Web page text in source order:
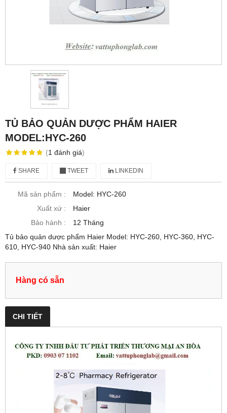
TỦ BẢO QUẢN DƯỢC PHẨM HAIER
MODEL:HYC-260
(1 đánh giá)
SHARE TWEET LINKEDIN
Mã sản phẩm :
Model: HYC-260
Xuất xứ :
Haier
Bảo hành :
12 Tháng
Tủ bảo quản dược phẩm Haier Model: HYC-260, HYC-360, HYC-
610, HYC-940 Nhà sản xuất: Haier
Hàng có sẵn
CHI TIẾT